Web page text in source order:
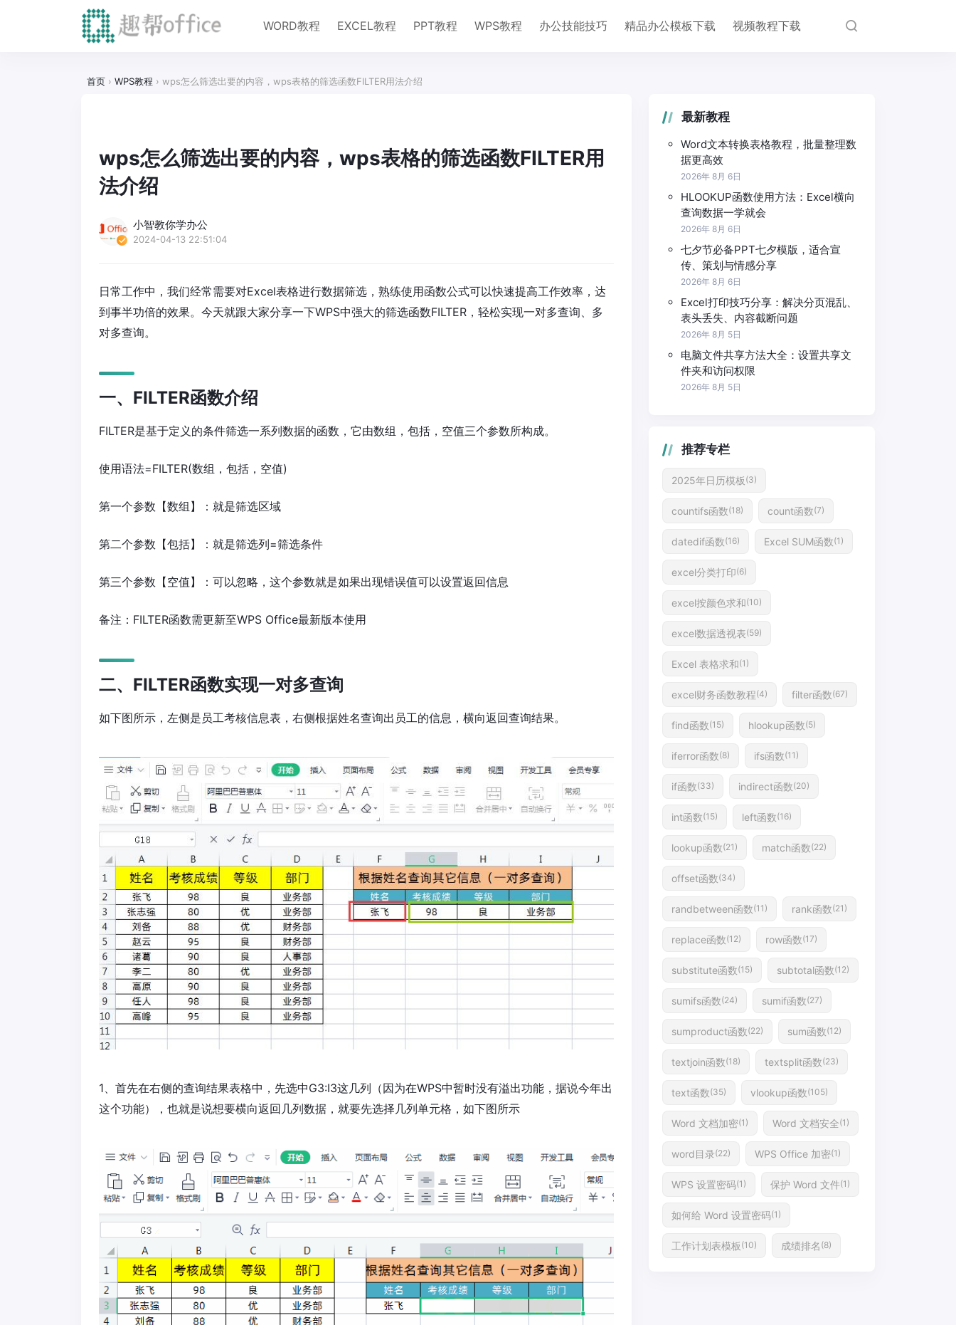
WORD教程 EXCEL教程 PPT教程 WPS教程 办公技能技巧 精品办公模板下载 视频教程下载
首页 › WPS教程 › wps怎么筛选出要的内容，wps表格的筛选函数FILTER用法介绍
wps怎么筛选出要的内容，wps表格的筛选函数FILTER用
法介绍
小智教你学办公
2024-04-13 22:51:04
日常工作中，我们经常需要对Excel表格进行数据筛选，熟练使用函数公式可以快速提高工作效率，达
到事半功倍的效果。今天就跟大家分享一下WPS中强大的筛选函数FILTER，轻松实现一对多查询、多
对多查询。
一、FILTER函数介绍
FILTER是基于定义的条件筛选一系列数据的函数，它由数组，包括，空值三个参数所构成。
使用语法=FILTER(数组，包括，空值)
第一个参数【数组】：就是筛选区域
第二个参数【包括】：就是筛选列=筛选条件
第三个参数【空值】：可以忽略，这个参数就是如果出现错误值可以设置返回信息
备注：FILTER函数需更新至WPS Office最新版本使用
二、FILTER函数实现一对多查询
如下图所示，左侧是员工考核信息表，右侧根据姓名查询出员工的信息，横向返回查询结果。
1、首先在右侧的查询结果表格中，先选中G3:I3这几列（因为在WPS中暂时没有溢出功能，据说今年出
这个功能），也就是说想要横向返回几列数据，就要先选择几列单元格，如下图所示
最新教程
Word文本转换表格教程，批量整理数
据更高效
2026年 8月 6日
HLOOKUP函数使用方法：Excel横向
查询数据一学就会
2026年 8月 6日
七夕节必备PPT七夕模版，适合宣
传、策划与情感分享
2026年 8月 6日
Excel打印技巧分享：解决分页混乱、
表头丢失、内容截断问题
2026年 8月 5日
电脑文件共享方法大全：设置共享文
件夹和访问权限
2026年 8月 5日
推荐专栏
2025年日历模板 (3)
countifs函数(18) count函数(7)
datedif函数(16) Excel SUM函数(1)
excel分类打印(6)
excel按颜色求和(10)
excel数据透视表(59)
Excel 表格求和(1)
excel财务函数教程(4) filter函数(67)
find函数(15) hlookup函数(5)
iferror函数(8) ifs函数(11)
if函数(33) indirect函数(20)
int函数(15) left函数(16)
lookup函数(21) match函数(22)
offset函数(34)
randbetween函数(11) rank函数(21)
replace函数(12) row函数(17)
substitute函数(15) subtotal函数(12)
sumifs函数(24) sumif函数(27)
sumproduct函数(22) sum函数(12)
textjoin函数(18) textsplit函数(23)
text函数(35) vlookup函数(105)
Word 文档加密(1) Word 文档安全(1)
word目录(22) WPS Office 加密(1)
WPS 设置密码(1) 保护 Word 文件(1)
如何给 Word 设置密码(1)
工作计划表模板 (10) 成绩排名 (8)